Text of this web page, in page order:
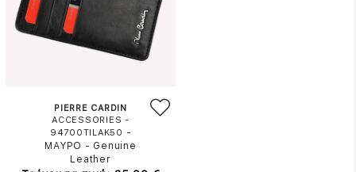
PIERRE CARDIN
ACCESSORIES -
94700TILAK50 -
ΜΑΥΡΟ - Genuine
Leather